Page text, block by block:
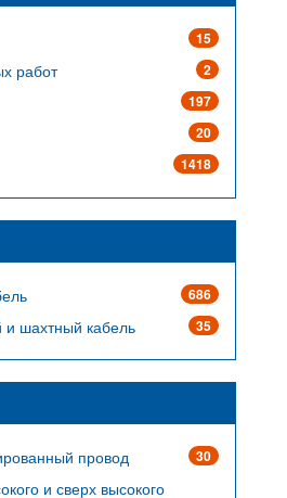
15
2
работ
197
20
1418
686
35
и шахтный кабель
30
провод
и сверх высокого